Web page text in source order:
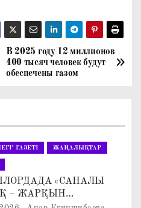
В 2025 году 12 миллионов
400 тысяч человек будут
обеспечены газом
ГАЗЕТІ ЖАҢАЛЫҚТАР
«САНАЛЫ
– ЖАРҚЫН